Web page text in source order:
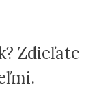
Zdieľate